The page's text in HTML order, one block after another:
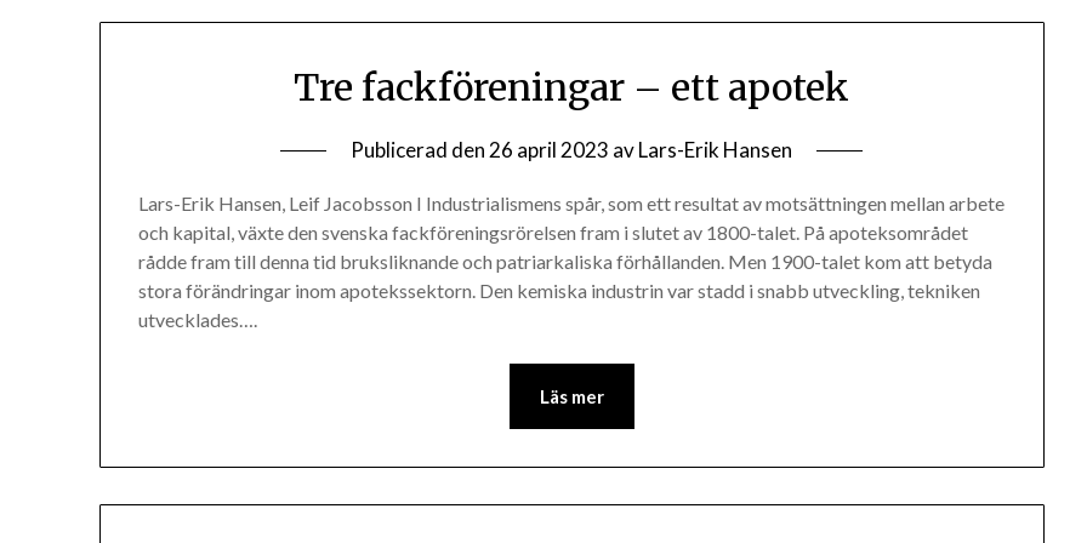
Tre fackföreningar – ett apotek
Publicerad den 26 april 2023 avLars-Erik Hansen
Lars-Erik Hansen, Leif Jacobsson I Industrialismens spår, som ett resultat av motsättningen mellan arbete
och kapital, växte den svenska fackföreningsrörelsen fram i slutet av 1800-talet. På apoteksområdet
rådde fram till denna tid bruksliknande och patriarkaliska förhållanden. Men 1900-talet kom att betyda
stora förändringar inom apotekssektorn. Den kemiska industrin var stadd i snabb utveckling, tekniken
utvecklades….
Läs mer